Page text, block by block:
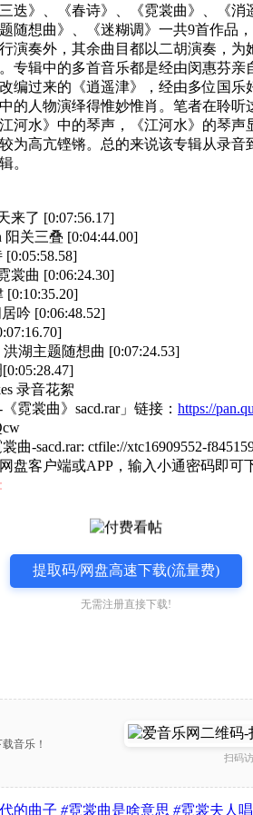
迭》、《春诗》、《霓裳曲》、《
随想曲》、《迷糊调》一共9首作品
演奏外，其余曲目都以二胡演奏，为
专辑中的多首音乐都是经由闵惠芬亲
编过来的《逍遥津》，经由多位国乐
的人物演绎得惟妙惟肖。笔者在聆听
河水》中的琴声，《江河水》的琴声
为高亢铿锵。总的来说该专辑从录
。
来了 [0:07:56.17]
阳关三叠 [0:04:44.00]
[0:05:58.58]
裳曲 [0:06:24.30]
[0:10:35.20]
吟 [0:06:48.52]
洪湖主题随想曲 [0:07:24.53]
[0:05:28.47]
录音花絮
霓裳曲》sacd.rar」链接： https://
曲-sacd.rar: ctfile://xtc16909552-
盘客户端或APP，输入小通密码即可
提取码/网盘高速下载(流量费)
无需注册直接下载!
音乐！
扫码
的曲子 #霓裳曲是啥意思 #霓裳夫人